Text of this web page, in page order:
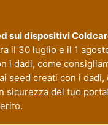
sui dispositivi
il 30 luglio e il 1
i dadi, come
creati con i
del tuo